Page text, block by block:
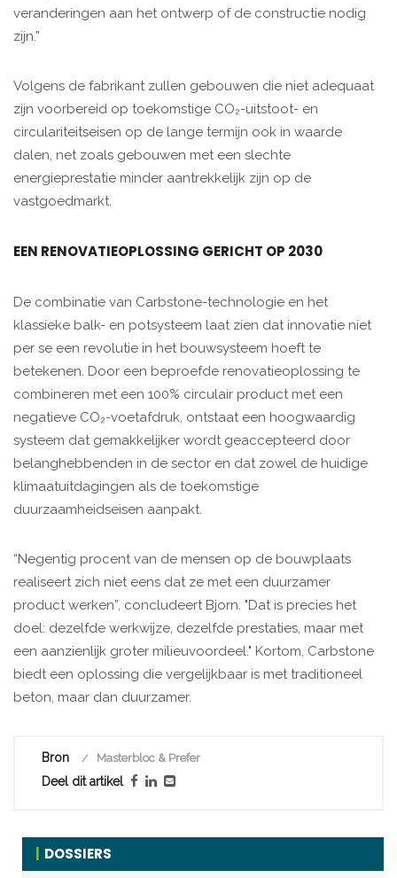
veranderingen aan het ontwerp of de constructie nodig
zijn.”
Volgens de fabrikant zullen gebouwen die niet adequaat
zijn voorbereid op toekomstige CO₂-uitstoot- en
circulariteitseisen op de lange termijn ook in waarde
dalen, net zoals gebouwen met een slechte
energieprestatie minder aantrekkelijk zijn op de
vastgoedmarkt.
EEN RENOVATIEOPLOSSING GERICHT OP 2030
De combinatie van Carbstone-technologie en het
klassieke balk- en potsysteem laat zien dat innovatie niet
per se een revolutie in het bouwsysteem hoeft te
betekenen. Door een beproefde renovatieoplossing te
combineren met een 100% circulair product met een
negatieve CO₂-voetafdruk, ontstaat een hoogwaardig
systeem dat gemakkelijker wordt geaccepteerd door
belanghebbenden in de sector en dat zowel de huidige
klimaatuitdagingen als de toekomstige
duurzaamheidseisen aanpakt.
“Negentig procent van de mensen op de bouwplaats
realiseert zich niet eens dat ze met een duurzamer
product werken”, concludeert Bjorn. "Dat is precies het
doel: dezelfde werkwijze, dezelfde prestaties, maar met
een aanzienlijk groter milieuvoordeel." Kortom, Carbstone
biedt een oplossing die vergelijkbaar is met traditioneel
beton, maar dan duurzamer.
Bron Masterbloc & Prefer
Deel dit artikel
DOSSIERS